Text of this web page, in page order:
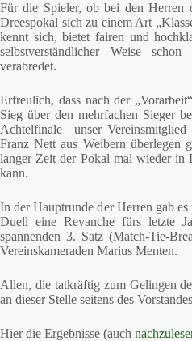
Für die Spieler, ob bei den Herren
Dreespokal sich zu einem Art
kennt sich, bietet fairen und
selbstverständlicher Weise
verabredet.
Erfreulich, dass nach der
Sieg über den mehrfachen Sieger
Achtelfinale unser Vereinsmitglied
Franz Nett aus Weibern überlegen
langer Zeit der Pokal mal wieder in
kann.
In der Hauptrunde der Herren gab
Duell eine Revanche fürs letzte
spannenden 3. Satz (Match-Tie-
Vereinskameraden Marius Menten.
Allen, die tatkräftig zum Gelingen
an dieser Stelle seitens des
Hier die Ergebnisse (auch